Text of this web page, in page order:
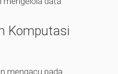
Komputasi
mengacu pada